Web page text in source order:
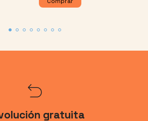
gratuita